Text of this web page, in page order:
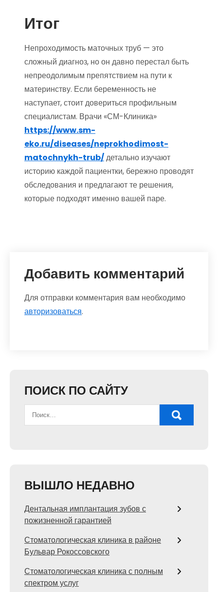
Итог
Непроходимость маточных труб — это
сложный диагноз, но он давно перестал быть
непреодолимым препятствием на пути к
материнству. Если беременность не
наступает, стоит довериться профильным
специалистам. Врачи «СМ-Клиника»
https://www.sm-
eko.ru/diseases/neprokhodimost-
matochnykh-trub/детально изучают
историю каждой пациентки, бережно проводят
обследования и предлагают те решения,
которые подходят именно вашей паре.
Добавить комментарий
Для отправки комментария вам необходимо
авторизоваться.
ПОИСК ПО САЙТУ
ВЫШЛО НЕДАВНО
Дентальная имплантация зубов с
пожизненной гарантией
Стоматологическая клиника в районе
Бульвар Рокоссовского
Стоматологическая клиника с полным
спектром услуг